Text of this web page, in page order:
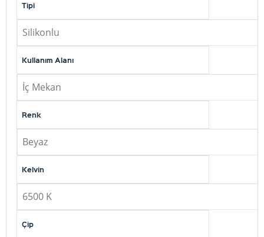
Tipi
Silikonlu
Kullanım Alanı
İç Mekan
Renk
Beyaz
Kelvin
6500 K
Çip